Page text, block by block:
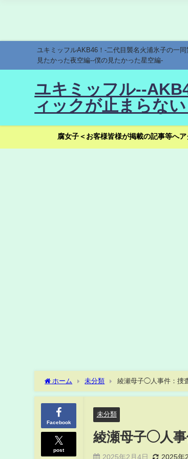
ユキミッフルAKB46！-二代目襲名火浦氷子の一
見たかった夜空編--僕の見たかった星空編-
ユキミッフル--
ィックが止まらな
腐女子＜お客様皆様が掲載の記事等へ
ホーム 未分類 綾瀬母子◯人事件：捜
Facebook
post
未分類
綾瀬母子◯人事
2025年2月4日 2025年